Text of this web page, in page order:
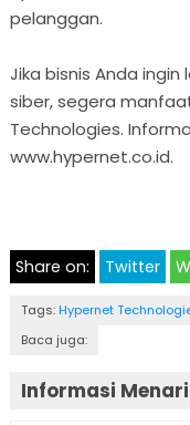
pelanggan.
Jika bisnis Anda
siber, segera
Technologies.
www.hypernet.co.id.
Share on: Twitter
Tags: Hypernet
Baca juga:
Informasi